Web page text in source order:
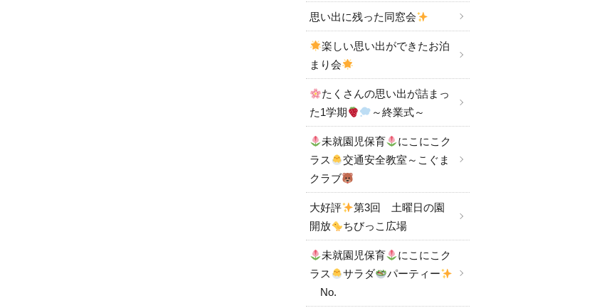
思い出に残った同窓会
楽しい思い出ができたお泊
まり会
たくさんの思い出が詰まっ
た1学期
～終業式～
未就園児保育
にこにこク
ラス
交通安全教室～こぐま
クラブ
大好評
第3回 土曜日の園
開放
ちびっこ広場
未就園児保育
にこにこク
ラス
サラダ
パーティー
No.